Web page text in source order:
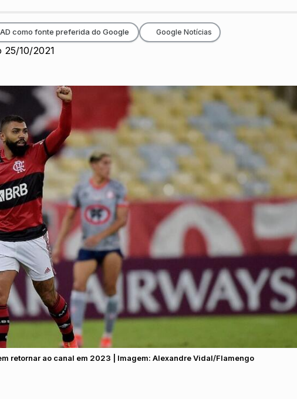
25/10/2021
como fonte preferida do Google Google Notícias
retornar ao canal em 2023 | Imagem: Alexandre Vidal/Flamengo